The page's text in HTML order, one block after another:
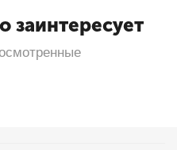
заинтересует